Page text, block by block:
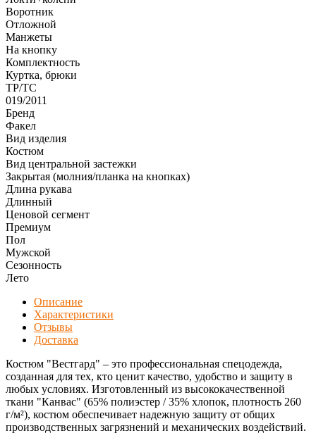
Воротник
Отложной
Манжеты
На кнопку
Комплектность
Куртка, брюки
ТР/ТС
019/2011
Бренд
Факел
Вид изделия
Костюм
Вид центральной застежки
Закрытая (молния/планка на кнопках)
Длина рукава
Длинный
Ценовой сегмент
Премиум
Пол
Мужской
Сезонность
Лето
Описание
Характеристики
Отзывы
Доставка
Костюм "Вестгард" – это профессиональная спецодежда,
созданная для тех, кто ценит качество, удобство и защиту в
любых условиях. Изготовленный из высококачественной
ткани "Канвас" (65% полиэстер / 35% хлопок, плотность 260
г/м²), костюм обеспечивает надежную защиту от общих
производственных загрязнений и механических воздействий.